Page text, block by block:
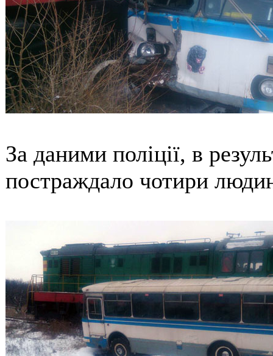
За даними поліції, в
постраждало чотири